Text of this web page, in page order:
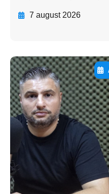
7 august 2026
Adaugă
textul
textul
textul